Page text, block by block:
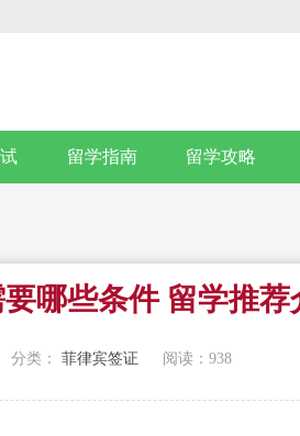
留学指南 留学攻略
哪些条件 留学推荐
分类：菲律宾签证 阅读： 938